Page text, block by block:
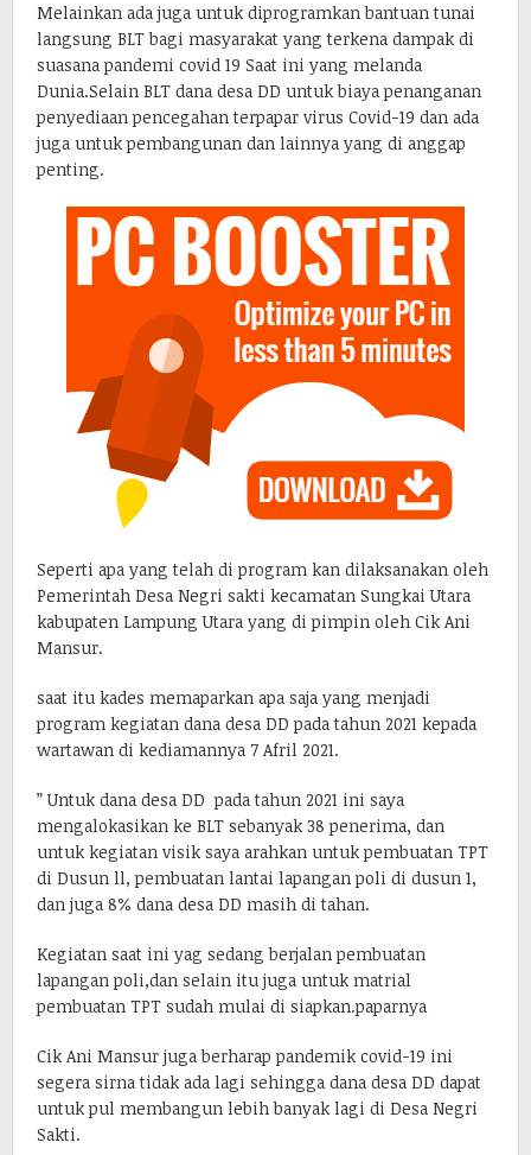
Melainkan ada juga untuk diprogramkan bantuan tunai
langsung BLT bagi masyarakat yang terkena dampak di
suasana pandemi covid 19 Saat ini yang melanda
Dunia.Selain BLT dana desa DD untuk biaya penanganan
penyediaan pencegahan terpapar virus Covid-19 dan ada
juga untuk pembangunan dan lainnya yang di anggap
penting.
Seperti apa yang telah di program kan dilaksanakan oleh
Pemerintah Desa Negri sakti kecamatan Sungkai Utara
kabupaten Lampung Utara yang di pimpin oleh Cik Ani
Mansur.
saat itu kades memaparkan apa saja yang menjadi
program kegiatan dana desa DD pada tahun 2021 kepada
wartawan di kediamannya 7 Afril 2021.
” Untuk dana desa DD pada tahun 2021 ini saya
mengalokasikan ke BLT sebanyak 38 penerima, dan
untuk kegiatan visik saya arahkan untuk pembuatan TPT
di Dusun ll, pembuatan lantai lapangan poli di dusun 1,
dan juga 8% dana desa DD masih di tahan.
Kegiatan saat ini yag sedang berjalan pembuatan
lapangan poli,dan selain itu juga untuk matrial
pembuatan TPT sudah mulai di siapkan.paparnya
Cik Ani Mansur juga berharap pandemik covid-19 ini
segera sirna tidak ada lagi sehingga dana desa DD dapat
untuk pul membangun lebih banyak lagi di Desa Negri
Sakti.